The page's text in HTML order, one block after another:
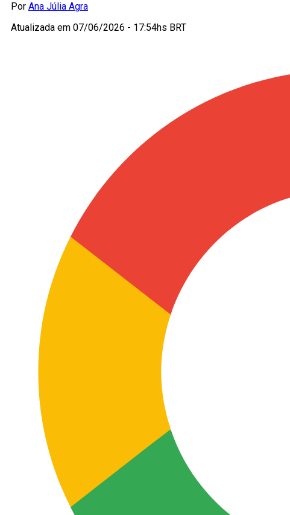
Por Ana Júlia Agra
Atualizada em 07/06/2026 - 17:54hs BRT